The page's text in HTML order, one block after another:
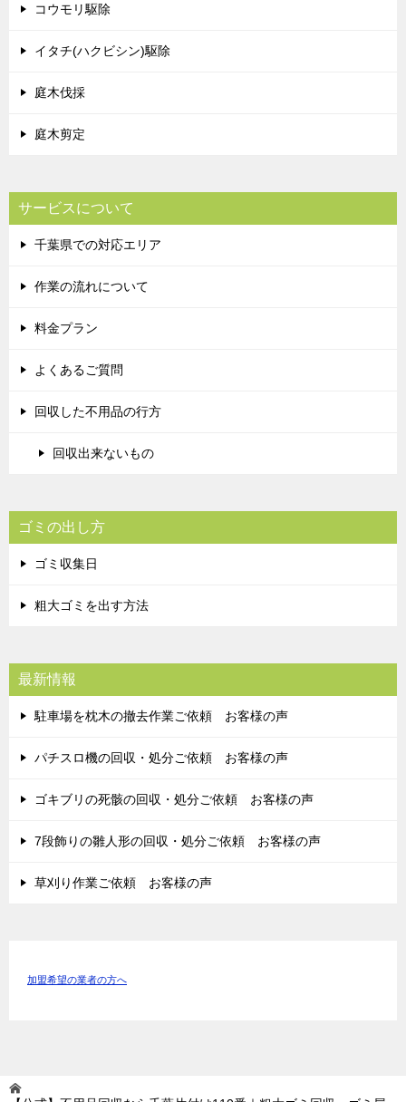
コウモリ駆除
イタチ(ハクビシン)駆除
庭木伐採
庭木剪定
サービスについて
千葉県での対応エリア
作業の流れについて
料金プラン
よくあるご質問
回収した不用品の行方
回収出来ないもの
ゴミの出し方
ゴミ収集日
粗大ゴミを出す方法
最新情報
駐車場を枕木の撤去作業ご依頼 お客様の声
パチスロ機の回収・処分ご依頼 お客様の声
ゴキブリの死骸の回収・処分ご依頼 お客様の声
7段飾りの雛人形の回収・処分ご依頼 お客様の声
草刈り作業ご依頼 お客様の声
加盟希望の業者の方へ